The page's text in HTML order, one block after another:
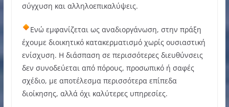
σύγχυση και αλληλοεπικαλύψεις.
Ενώ εμφανίζεται ως αναδιοργάνωση, στην πράξη
έχουμε διοικητικό κατακερματισμό χωρίς ουσιαστική
ενίσχυση. Η διάσπαση σε περισσότερες διευθύνσεις
δεν συνοδεύεται από πόρους, προσωπικό ή σαφές
σχέδιο, με αποτέλεσμα περισσότερα επίπεδα
διοίκησης, αλλά όχι καλύτερες υπηρεσίες.